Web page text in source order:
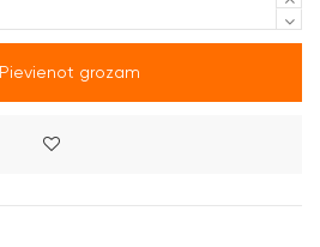
Pievienot grozam